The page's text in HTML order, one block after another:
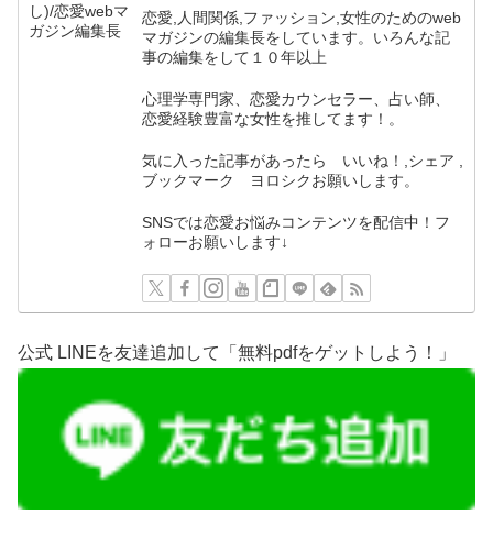
恋愛,人間関係,ファッション,女性のためのweb
マガジンの編集長をしています。いろんな記
事の編集をして１０年以上
心理学専門家、恋愛カウンセラー、占い師、
恋愛経験豊富な女性を推してます！。
気に入った記事があったら いいね！,シェア ,
ブックマーク ヨロシクお願いします。
SNSでは恋愛お悩みコンテンツを配信中！フ
ォローお願いします↓
公式 LINEを友達追加して「無料pdfをゲットしよう！」